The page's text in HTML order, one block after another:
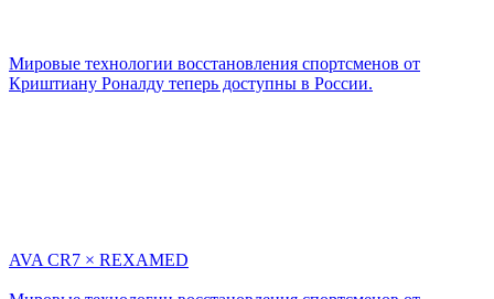
Мировые технологии восстановления спортсменов от
Криштиану Роналду теперь доступны в России.
AVA CR7 × REXAMED